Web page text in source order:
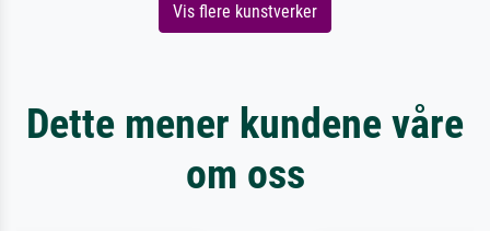
Vis flere kunstverker
Dette mener kundene våre
om oss